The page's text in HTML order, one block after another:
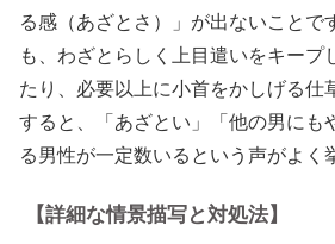
る感（あざとさ）」が出ないことで
も、わざとらしく上目遣いをキープ
たり、必要以上に小首をかしげる仕
すると、「あざとい」「他の男にも
る男性が一定数いるという声がよく
【詳細な情景描写と対処法】